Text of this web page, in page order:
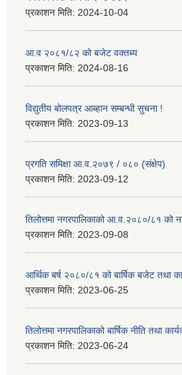
प्रकाशन मिति: 2024-10-04
आ.व २०८१/८२ को बजेट वक्तब्य
प्रकाशन मिति: 2024-08-16
विद्युतीय बोलपत्र आब्हान सम्बन्धी सुचना !
प्रकाशन मिति: 2023-09-13
प्रगति समिक्षा आ.व.२०७९ / ०८० (संक्षेप)
प्रकाशन मिति: 2023-09-12
तिलोत्तमा नगरपालिकाको आ.व.२०८०/८१ को
प्रकाशन मिति: 2023-09-08
आर्थिक बर्ष २०८०/८१ को बार्षिक बजेट तथा
प्रकाशन मिति: 2023-06-25
तिलोत्तमा नगरपालिकाको बार्षिक नीति तथा
प्रकाशन मिति: 2023-06-24